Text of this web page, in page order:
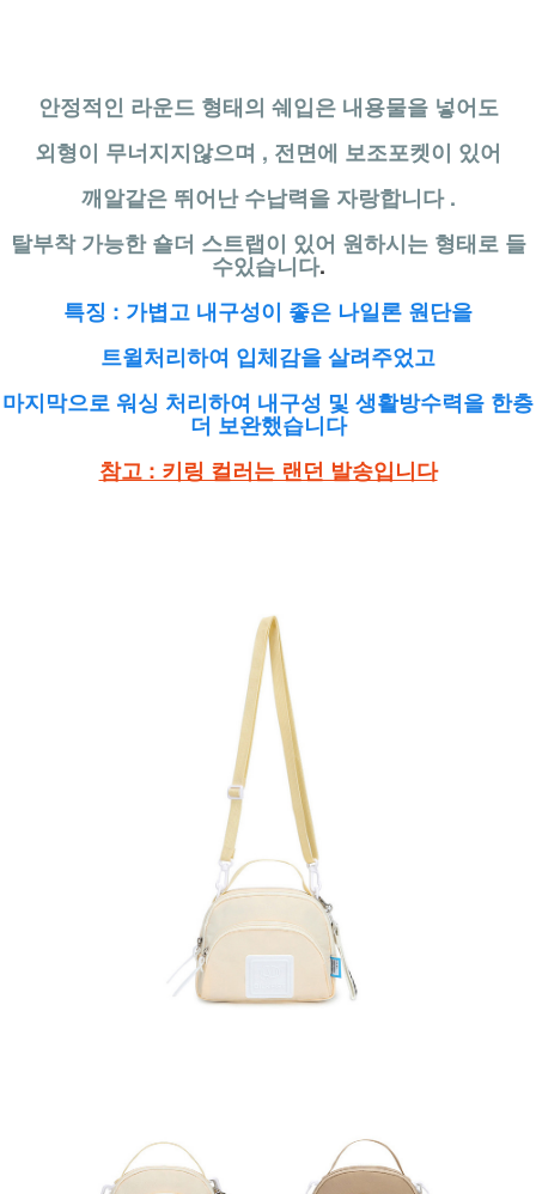
안정적인 라운드 형태의 쉐입은 내용물을 넣어도
외형이 무너지지않으며 , 전면에 보조포켓이 있어
깨알같은 뛰어난 수납력을 자랑합니다 .
탈부착 가능한 숄더 스트랩이 있어 원하시는 형태로 들
수있습니다.
특징 : 가볍고 내구성이 좋은 나일론 원단을
트윌처리하여 입체감을 살려주었고
마지막으로 워싱 처리하여 내구성 및 생활방수력을 한층
더 보완했습니다
참고 : 키링 컬러는 랜던 발송입니다